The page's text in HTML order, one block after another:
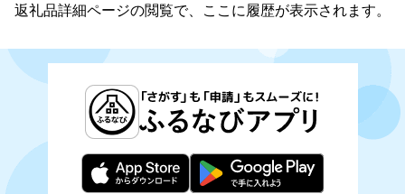
返礼品詳細ページの閲覧で、ここに履歴が表示されます。